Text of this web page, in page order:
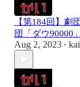
【第184回】劇
団「ダウ90000
Aug 2, 2023 •